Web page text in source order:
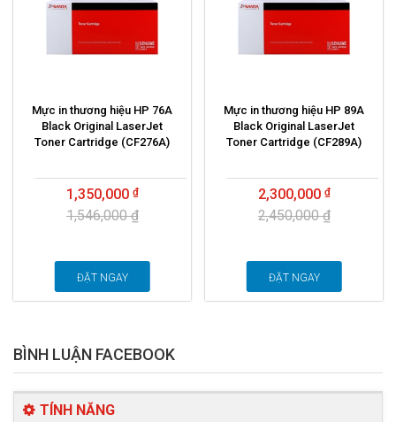
Mực in thương hiệu HP 76A
Black Original LaserJet
Toner Cartridge (CF276A)
1,350,000
1,546,000 ₫
ĐẶT NGAY
Mực in thương hiệu HP 89A
Black Original LaserJet
Toner Cartridge (CF289A)
2,300,000
2,450,000 ₫
ĐẶT NGAY
BÌNH LUẬN FACEBOOK
TÍNH NĂNG